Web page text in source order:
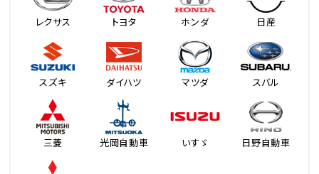
レクサス トヨタ ホンダ 日産
スズキ ダイハツ マツダ スバル
三菱 光岡自動車 いすゞ 日野自動車